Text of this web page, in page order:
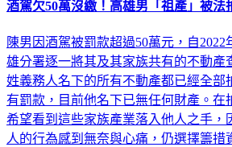
酒駕欠50萬沒繳！高雄男「祖產」被
陳男因酒駕被罰款超過50萬元，自
雄分署逐一將其及其家族共有的不動產
姓義務人名下的所有不動產都已經全部
有罰款，目前他名下已無任何財產。在
希望看到這些家族產業落入他人之手，
人的行為感到無奈與心痛，仍選擇籌措